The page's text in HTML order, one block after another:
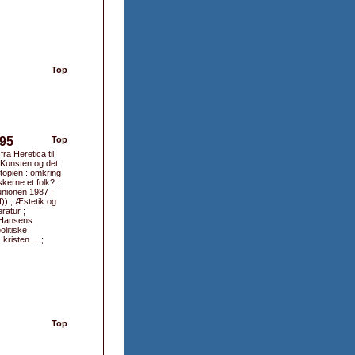
Top
Top
Heretica til
og det
: omkring
et folk? :
1987 ;
; Æstetik og
;
kristen ... ;
Top